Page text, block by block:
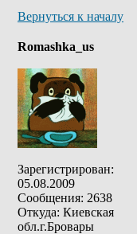
Вернуться к началу
Romashka_us
Зарегистрирован:
05.08.2009
Сообщения: 2638
Откуда: Киевская
обл.г.Бровары